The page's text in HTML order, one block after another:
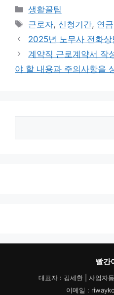
카
테
리
생활꿀팁
태
그
근로자, 신청기간, 연금
2025년 노무사 전화
계약직 근로계약서 작
야 할 내용과 주의사항을
빨간
대표자 : 김세환 | 사업자
이메일 :